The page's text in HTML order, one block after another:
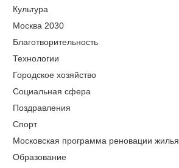
Культура
Москва 2030
Благотворительность
Технологии
Городское хозяйство
Социальная сфера
Поздравления
Спорт
Московская программа реновации жилья
Образование